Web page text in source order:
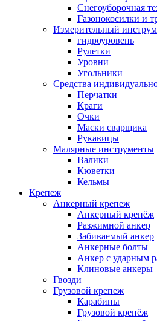
Снегоуборочная
Газонокосилки и
Измерительный
гидроуровень
Рулетки
Уровни
Угольники
Средства
Перчатки
Краги
Очки
Маски сварщика
Рукавицы
Малярные инструменты
Валики
Кюветки
Кельмы
Крепеж
Анкерный крепеж
Анкерный крепёж
Разжимной анкер
Забиваемый анкер
Анкерные болты
Анкер с ударным
Клиновые анкеры
Гвозди
Грузовой крепеж
Карабины
Грузовой крепёж